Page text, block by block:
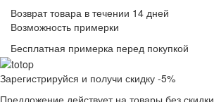
Возврат товара в течении 14 дней
Возможность примерки
Бесплатная примерка перед покупкой
Зарегистрируйся и получи скидку -5%
Предложение действует на товары без скидки